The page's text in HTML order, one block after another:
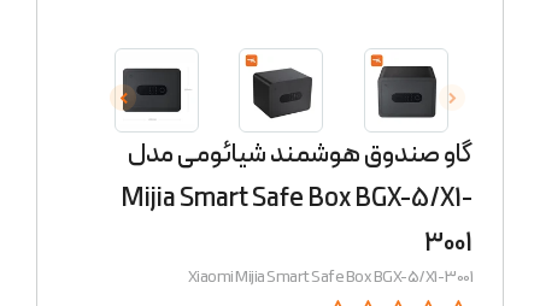
گاو صندوق هوشمند شیائومی مدل
Mijia Smart Safe Box BGX-5/X1-
3001
Xiaomi Mijia Smart Safe Box BGX-5/X1-3001